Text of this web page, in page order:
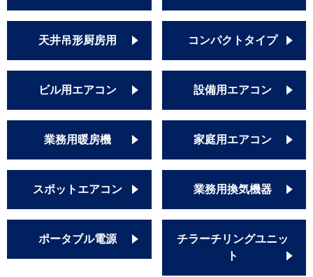
天井吊形厨房用 コンパクトタイプ
ビル用エアコン 設備用エアコン
業務用暖房機 家庭用エアコン
スポットエアコン 業務用換気機器
ポータブル電源
チラーチリングユニッ
ト